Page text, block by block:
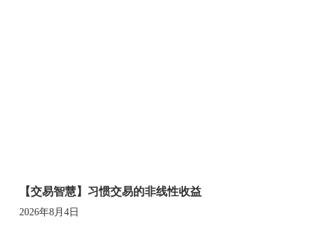
【交易智慧】习惯交易的非线性收益
2026年8月4日